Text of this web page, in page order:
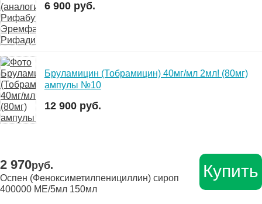
6 900 руб.
Бруламицин (Тобрамицин) 40мг/мл 2мл! (80мг)
ампулы №10
12 900 руб.
2 970руб.
Оспен (Феноксиметилпенициллин) сироп
400000 МЕ/5мл 150мл
Купить